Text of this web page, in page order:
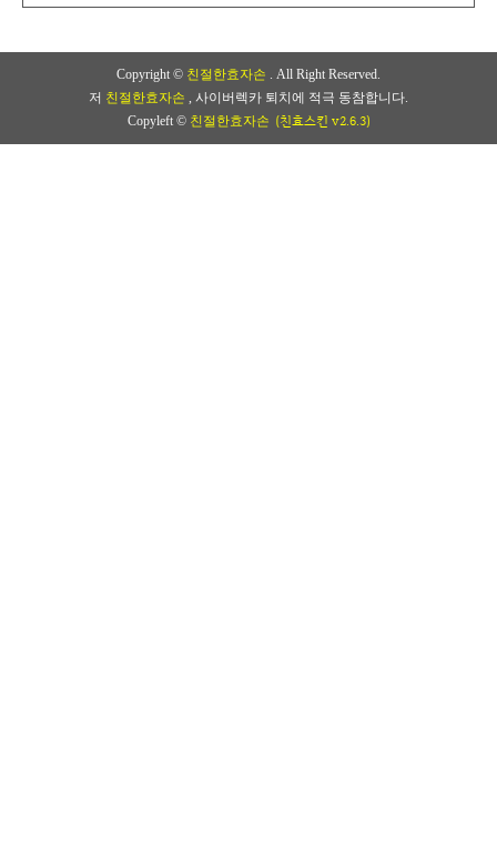
Copyright © 친절한효자손 . All Right Reserved.
저 친절한효자손 , 사이버렉카 퇴치에 적극 동참합니다.
Copyleft © 친절한효자손 (친효스킨 v2.6.3)